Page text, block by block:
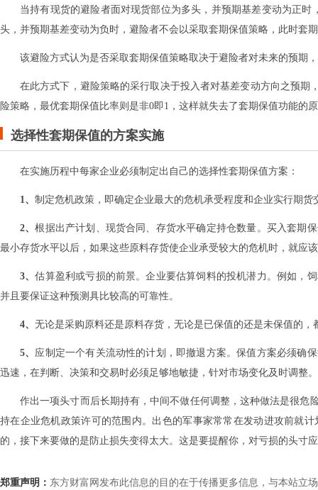
当持有现货的避险者面对现货部位为多头，并预期基差变动为正
头，并预期基差变动为负时，避险者不会以采取套期保值策略，此时套
该避险方式认为是否采取套期保值策略取决于避险者对未来的预期
在此方式下，避险策略的采行取决于投入者对基差变动方向之预期
险策略，最优套期保值比率则是非0即1，这样就失去了套期保值功能的
选择性套期保值的方案实施
在实施历程中每家企业必须制定出自己的选择性套期保值方案：
1、 制定危机政策，即确定企业最大的危机承受程度和企业实行期
2、根据出产计划、现货合同、存货水平确定持仓数量。买入套期
最小存货水平以后，如果这些原料存货使企业承受较大的危机时，就应
3、估算盈利或亏损的前景。企业要估算饲料的投机潜力。例如，
并且要保证这种预测具比较高的可靠性。
4、 无论是采购原料还是原料存货，无论是已保值的还是未保值的
5、 应制定一个有关流动性的计划，即撤退方案。保值方案必须确
迅速，在判断、决策和交易时必须足够地敏捷，针对市场变化及时调整。
作出一项头寸而后长期持有，中间不做任何调整，这种做法是很
持在企业危机政策许可的范围内。出色的军事家常常在发动进攻前就
的，接下来要做的是防止损失变得太大。这是要提醒你，对亏损的头寸
郑重声明： 东方财富网发布此信息的目的在于传播更多信息，与本站立